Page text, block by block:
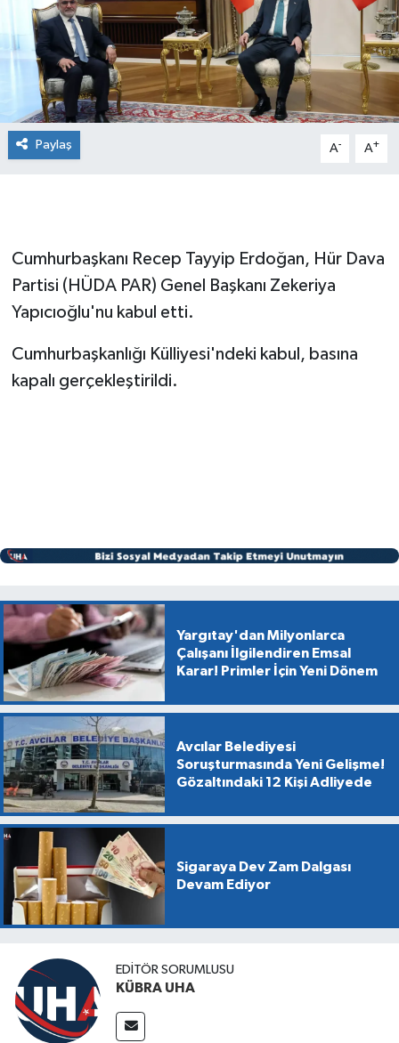
Paylaş A- A+
Cumhurbaşkanı Recep Tayyip Erdoğan, Hür Dava
Partisi (HÜDA PAR) Genel Başkanı Zekeriya
Yapıcıoğlu'nu kabul etti.
Cumhurbaşkanlığı Külliyesi'ndeki kabul, basına
kapalı gerçekleştirildi.
Yargıtay'dan Milyonlarca
Çalışanı İlgilendiren Emsal
Karar! Primler İçin Yeni Dönem
Avcılar Belediyesi
Soruşturmasında Yeni Gelişme!
Gözaltındaki 12 Kişi Adliyede
Sigaraya Dev Zam Dalgası
Devam Ediyor
EDİTÖR SORUMLUSU
KÜBRA UHA